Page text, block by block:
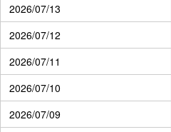
2026/07/13
2026/07/12
2026/07/11
2026/07/10
2026/07/09